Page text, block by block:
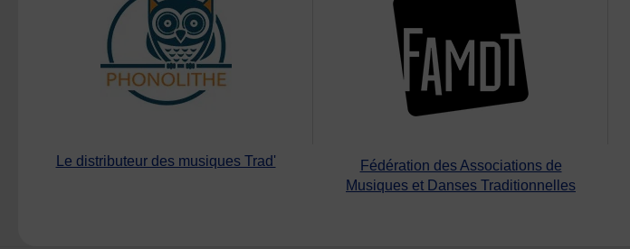
Le distributeur des musiques Trad'
Fédération des Associations de
Musiques et Danses Traditionnelles